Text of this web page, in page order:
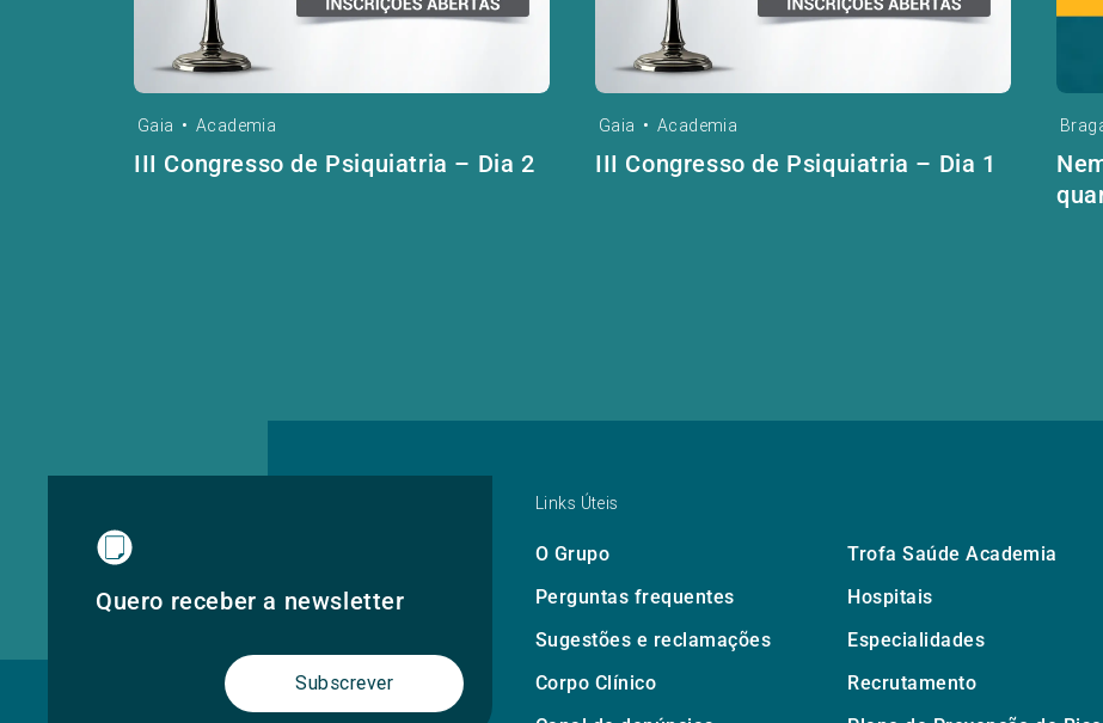
Gaia • Academia
III Congresso de Psiquiatria – Dia 2
Gaia • Academia
III Congresso de Psiquiatria – Dia 1
Quero receber a newsletter
Subscrever
Links Úteis
O Grupo Trofa Saúde Academia
Perguntas frequentes
Hospitais
Sugestões e reclamações
Especialidades
Corpo Clínico
Recrutamento